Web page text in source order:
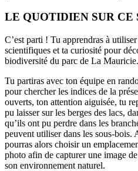
LE QUOTIDIEN SUR CE
C’est parti ! Tu apprendras à
scientifiques et ta curiosité pour
biodiversité du parc de La Mauricie.
Tu partiras avec ton équipe en
pour chercher les indices de la
ouverts, ton attention aiguisée, tu
pu laisser sur les berges des lacs,
qu’ils ont pu perdre dans les
peuvent utiliser dans les sous-bois.
pourras alors choisir un
photo afin de capturer une image
son environnement naturel.